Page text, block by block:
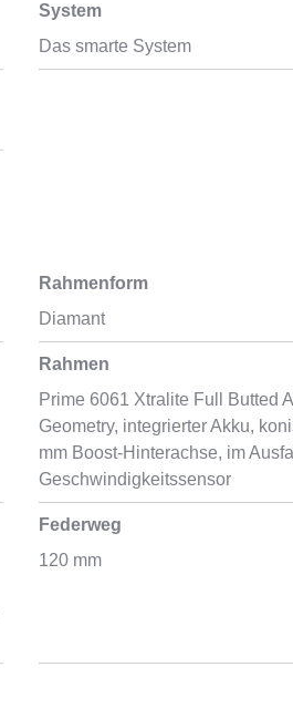
System
Das smarte System
Rahmenform
Diamant
Rahmen
Prime 6061 Xtralite Full Butted
Geometry, integrierter Akku,
mm Boost-Hinterachse, im
Geschwindigkeitssensor
Federweg
120 mm